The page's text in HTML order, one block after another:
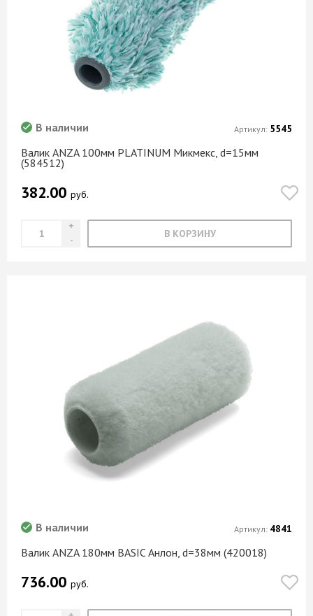
Валик ANZA 100мм PLATINUM Микмекс, d=15мм
(584512)
В наличии
382.00 руб.
В КОРЗИНУ
Артикул: 5545
Валик ANZA 180мм BASIC Анлон, d=38мм (420018)
В наличии
736.00 руб.
Артикул: 4841